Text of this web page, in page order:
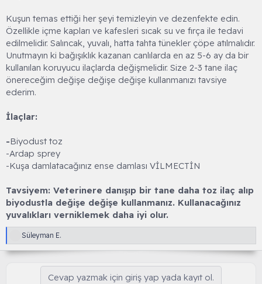
Kuşun temas ettiği her şeyi temizleyin ve dezenfekte edin.
Özellikle içme kapları ve kafesleri sıcak su ve fırça ile tedavi
edilmelidir. Salıncak, yuvalı, hatta tahta tünekler çöpe atılmalıdır.
Unutmayın ki bağışıklık kazanan canlılarda en az 5-6 ay da bir
kullanılan koruyucu ilaçlarda değişmelidir. Size 2-3 tane ilaç
önereceğim değişe değişe değişe kullanmanızı tavsiye
ederim.
İlaçlar:
-Biyodust toz
-Ardap sprey
-Kuşa damlatacağınız ense damlası VİLMECTİN
Tavsiyem: Veterinere danışıp bir tane daha toz ilaç alıp
biyodustla değişe değişe kullanmanız. Kullanacağınız
yuvalıkları verniklemek daha iyi olur.
T
e
p
Süleyman E.
Cevap yazmak için giriş yap yada kayıt ol.